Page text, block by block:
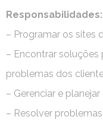
Responsabilidades:
– Programar os sites
– Encontrar soluções
problemas dos
– Gerenciar e
– Resolver